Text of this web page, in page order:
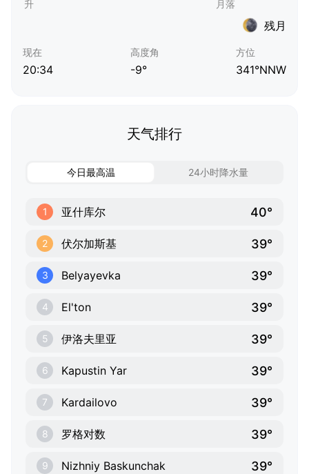
残月
现在
20:34
高度角
-9°
方位
341°NNW
天气排行
今日最高温 24小时降水量
1 亚什库尔 40°
2 伏尔加斯基 39°
3 Belyayevka 39°
4 El'ton 39°
5 伊洛夫里亚 39°
6 Kapustin Yar 39°
7 Kardailovo 39°
8 罗格对数 39°
9 Nizhniy Baskunchak 39°